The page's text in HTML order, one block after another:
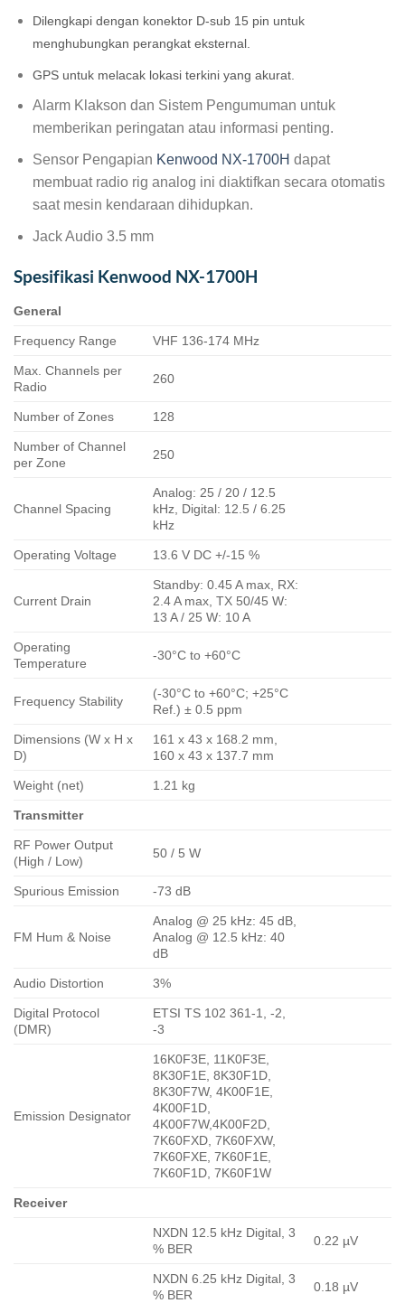
Dilengkapi dengan konektor D-sub 15 pin untuk
menghubungkan perangkat eksternal.
GPS untuk melacak lokasi terkini yang akurat.
Alarm Klakson dan Sistem Pengumuman untuk
memberikan peringatan atau informasi penting.
Sensor Pengapian Kenwood NX-1700H dapat
membuat radio rig analog ini diaktifkan secara otomatis
saat mesin kendaraan dihidupkan.
Jack Audio 3.5 mm
Spesifikasi Kenwood NX-1700H
General
Frequency Range VHF 136-174 MHz
Max. Channels per
Radio
260
Number of Zones 128
Number of Channel
per Zone
250
Channel Spacing
Analog: 25 / 20 / 12.5
kHz, Digital: 12.5 / 6.25
kHz
Operating Voltage 13.6 V DC +/-15 %
Current Drain
Standby: 0.45 A max, RX:
2.4 A max, TX 50/45 W:
13 A / 25 W: 10 A
Operating
Temperature
-30°C to +60°C
Frequency Stability
(-30°C to +60°C; +25°C
Ref.) ± 0.5 ppm
Dimensions (W x H x
D)
161 x 43 x 168.2 mm,
160 x 43 x 137.7 mm
Weight (net) 1.21 kg
Transmitter
RF Power Output
(High / Low)
50 / 5 W
Spurious Emission -73 dB
FM Hum & Noise
Analog @ 25 kHz: 45 dB,
Analog @ 12.5 kHz: 40
dB
Audio Distortion 3%
Digital Protocol
(DMR)
ETSI TS 102 361-1, -2,
-3
Emission Designator
16K0F3E, 11K0F3E,
8K30F1E, 8K30F1D,
8K30F7W, 4K00F1E,
4K00F1D,
4K00F7W,4K00F2D,
7K60FXD, 7K60FXW,
7K60FXE, 7K60F1E,
7K60F1D, 7K60F1W
Receiver
NXDN 12.5 kHz Digital, 3
% BER
0.22 µV
NXDN 6.25 kHz Digital, 3
% BER
0.18 µV